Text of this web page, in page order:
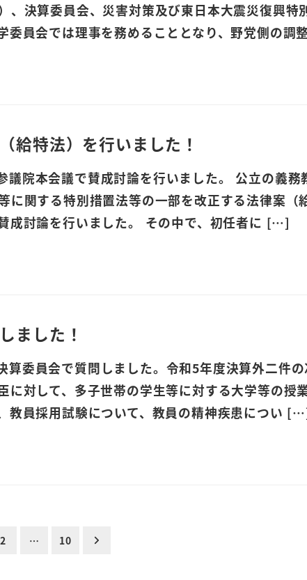
、決算委員会、災害対策及び東日本大震災復興特
委員会では理事を務めることとなり、野党側の
給特法）を行いました！
院本会議で賛成討論を行いました。 公立の義務
に関する特別措置法等の一部を改正する法律案（
成討論を行いました。 その中で、初任者に […]
ました！
委員会で質問しました。令和5年度決算外二件
に対して、多子世帯の学生等に対する大学等の授
教員採用試験について、教員の精神疾患につい
2 … 10